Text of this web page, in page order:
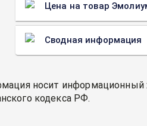
Цена на товар
Сводная информация
носит информационный
кодекса РФ.